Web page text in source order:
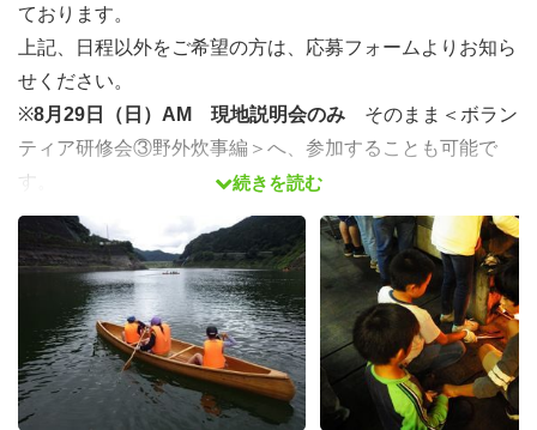
ております。
上記、日程以外をご希望の方は、応募フォームよりお知ら
せください。
※8月29日（日）AM 現地説明会のみ そのまま＜ボラン
ティア研修会③野外炊事編＞へ、参加することも可能で
す。
※説明会の詳細については、こちらからメールを送りま
オンラインでの面談もしくは直接来所で活動の説明を行
います。
※来所の場合西武秩父線正丸駅からは、職員が送迎いたし
続きを読む